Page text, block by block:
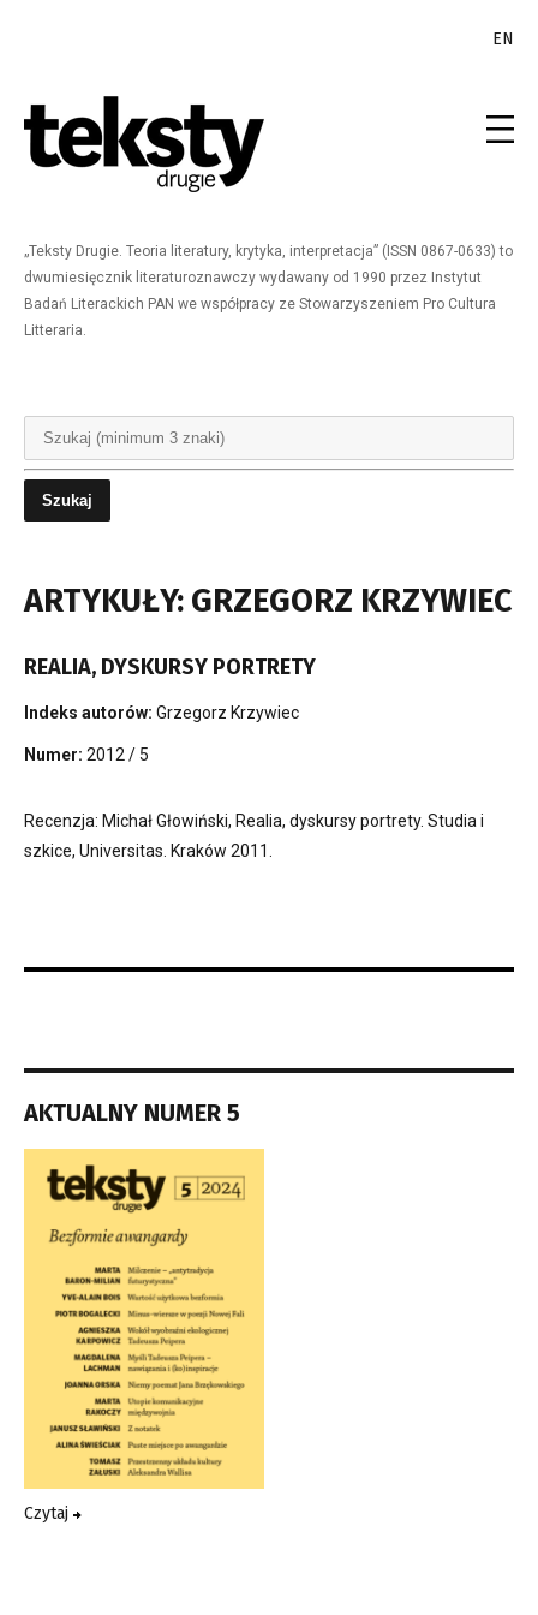
EN
„Teksty Drugie. Teoria literatury, krytyka, interpretacja” (ISSN 0867-0633) to
dwumiesięcznik literaturoznawczy wydawany od 1990 przez Instytut
Badań Literackich PAN we współpracy ze Stowarzyszeniem Pro Cultura
Litteraria.
ARTYKUŁY: GRZEGORZ KRZYWIEC
REALIA, DYSKURSY PORTRETY
Indeks autorów: Grzegorz Krzywiec
Numer: 2012 / 5
Recenzja: Michał Głowiński, Realia, dyskursy portrety. Studia i
szkice, Universitas. Kraków 2011.
AKTUALNY NUMER 5
Czytaj